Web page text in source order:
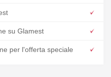
su Glamest
per l'offerta speciale